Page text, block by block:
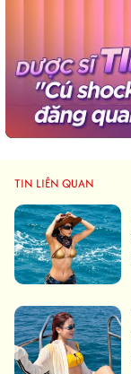
TIN LIÊN QUAN